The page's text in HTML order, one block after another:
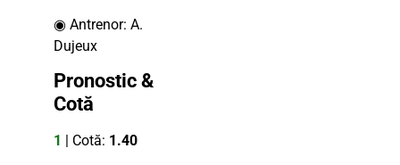
◉ Antrenor: A.
Dujeux
Pronostic &
Cotă
1 | Cotă: 1.40